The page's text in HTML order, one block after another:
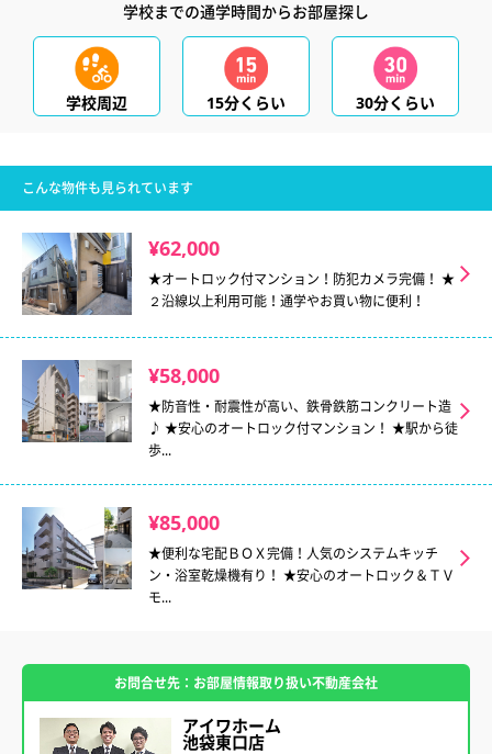
学校までの通学時間からお部屋探し
学校周辺 15分くらい 30分くらい
こんな物件も見られています
¥62,000
★オートロック付マンション！防犯カメラ完備！ ★
２沿線以上利用可能！通学やお買い物に便利！
¥58,000
★防音性・耐震性が高い、鉄骨鉄筋コンクリート造
♪ ★安心のオートロック付マンション！ ★駅から徒
歩...
¥85,000
★便利な宅配ＢＯＸ完備！人気のシステムキッチ
ン・浴室乾燥機有り！ ★安心のオートロック＆ＴＶ
モ...
お問合せ先：お部屋情報取り扱い不動産会社
アイワホーム
池袋東口店